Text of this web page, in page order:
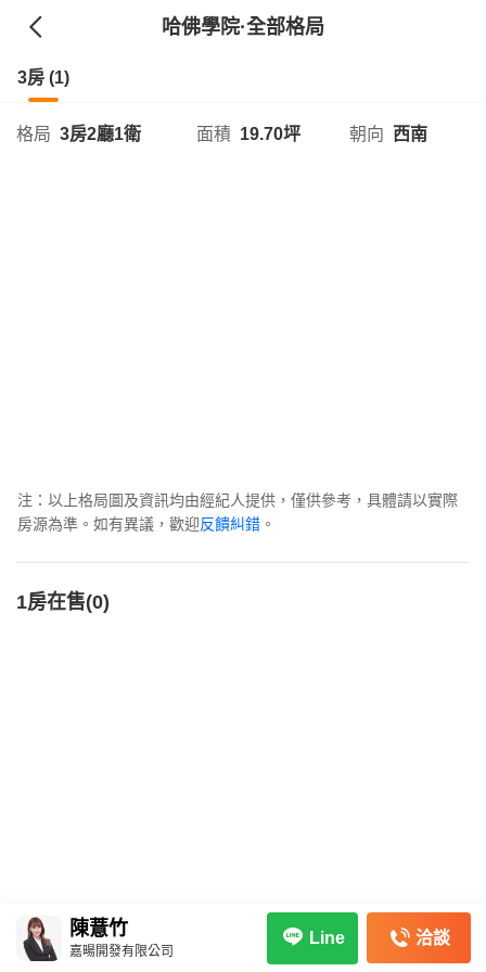
哈佛學院·全部格局
3房 (1)
格局 3房2廳1衛 面積 19.70坪 朝向 西南
注：以上格局圖及資訊均由經紀人提供，僅供參考，具體請以實際
房源為準。如有異議，歡迎反饋糾錯 。
1房在售(0)
陳薏竹
嘉暘開發有限公司
Line 洽談